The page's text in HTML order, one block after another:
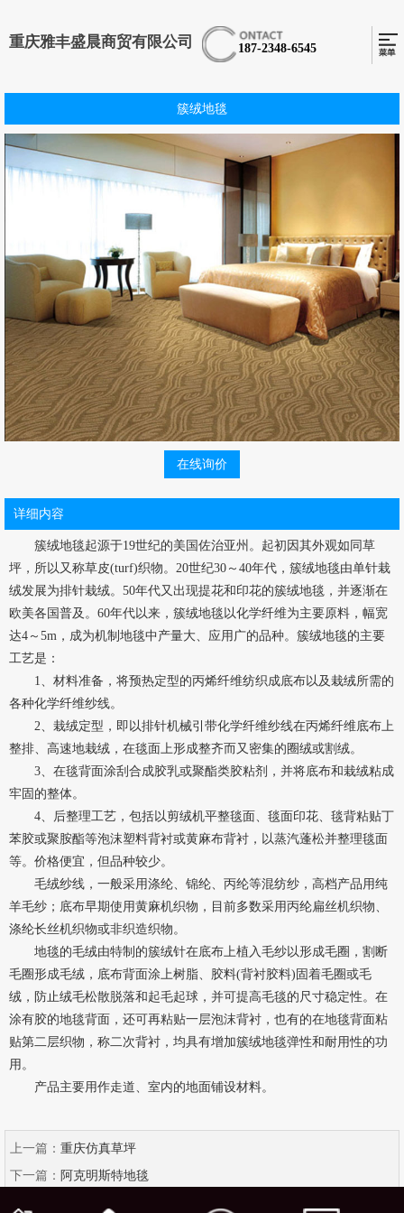
重庆雅丰盛晨商贸有限公司 187-2348-6545
簇绒地毯
在线询价
详细内容
簇绒地毯起源于19世纪的美国佐治亚州。起初因其外观如同草
坪，所以又称草皮(turf)织物。20世纪30～40年代，簇绒地毯由单针栽
绒发展为排针栽绒。50年代又出现提花和印花的簇绒地毯，并逐渐在
欧美各国普及。60年代以来，簇绒地毯以化学纤维为主要原料，幅宽
达4～5m，成为机制地毯中产量大、应用广的品种。簇绒地毯的主要
工艺是：
1、材料准备，将预热定型的丙烯纤维纺织成底布以及栽绒所需的
各种化学纤维纱线。
2、栽绒定型，即以排针机械引带化学纤维纱线在丙烯纤维底布上
整排、高速地栽绒，在毯面上形成整齐而又密集的圈绒或割绒。
3、在毯背面涂刮合成胶乳或聚酯类胶粘剂，并将底布和栽绒粘成
牢固的整体。
4、后整理工艺，包括以剪绒机平整毯面、毯面印花、毯背粘贴丁
苯胶或聚胺酯等泡沫塑料背衬或黄麻布背衬，以蒸汽蓬松并整理毯面
等。价格便宜，但品种较少。
毛绒纱线，一般采用涤纶、锦纶、丙纶等混纺纱，高档产品用纯
羊毛纱；底布早期使用黄麻机织物，目前多数采用丙纶扁丝机织物、
涤纶长丝机织物或非织造织物。
地毯的毛绒由特制的簇绒针在底布上植入毛纱以形成毛圈，割断
毛圈形成毛绒，底布背面涂上树脂、胶料(背衬胶料)固着毛圈或毛
绒，防止绒毛松散脱落和起毛起球，并可提高毛毯的尺寸稳定性。在
涂有胶的地毯背面，还可再粘贴一层泡沫背衬，也有的在地毯背面粘
贴第二层织物，称二次背衬，均具有增加簇绒地毯弹性和耐用性的功
用。
产品主要用作走道、室内的地面铺设材料。
上一篇： 重庆仿真草坪
下一篇： 阿克明斯特地毯